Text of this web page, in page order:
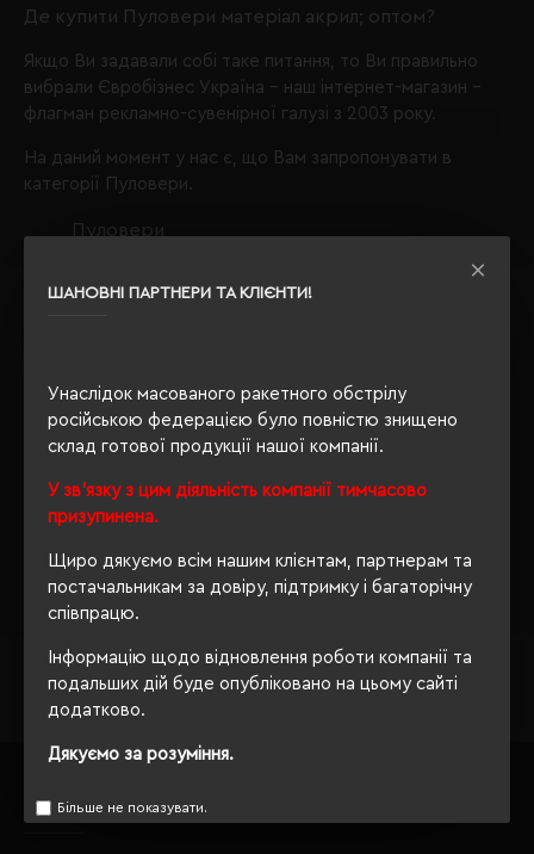
ШАНОВНІ ПАРТНЕРИ ТА КЛІЄНТИ!
Унаслідок масованого ракетного обстрілу
російською федерацією було повністю знищено
склад готової продукції нашої компанії.
У зв'язку з цим діяльність компанії тимчасово
призупинена.
Щиро дякуємо всім нашим клієнтам, партнерам та
постачальникам за довіру, підтримку і багаторічну
співпрацю.
Інформацію щодо відновлення роботи компанії та
подальших дій буде опубліковано на цьому сайті
додатково.
Дякуємо за розуміння.
Більше не показувати.
Де купити Пуловери матеріал акрил; оптом?
Якщо Ви задавали собі таке питання, то Ви правильно
вибрали Євробізнес Україна - наш інтернет-магазин -
флагман рекламно-сувенірної галузі з 2003 року.
На даний момент у нас є, що Вам запропонувати в
категорії Пуловери.
Пуловери
Звертаємо Вашу увагу, що з таким набором параметрів,
+380444928603, і наші менеджери із задоволенням
проконсультують і підберуть для Вас оптимальний
варіант.
Обираючи продукцію в нашому інтернет-магазині, Ви
завжди будете впевнені в якості придбаного товару, а
Завжди Ваш"Євробізнес Україна", вулиця Київська, 97,
Софіївська Борщагівка, Київська обл., 08131,
ІНФОРМАЦІЯ